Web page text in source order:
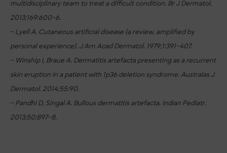
multidisciplinary team to treat a difficult condition. Br J Dermatol.
2013;169:600-6.
– Lyell A. Cutaneous artificial disease (a review, amplified by
personal experience). J Am Acad Dermatol. 1979;1:391-407.
– Winship I, Braue A. Dermatitis artefacta presenting as a recurrent
skin eruption in a patient with 1p36 deletion syndrome. Australas J
Dermatol. 2014;55:90.
– Pandhi D, Singal A. Bullous dermatitis artefacta. Indian Pediatr.
2013;50:897-8.